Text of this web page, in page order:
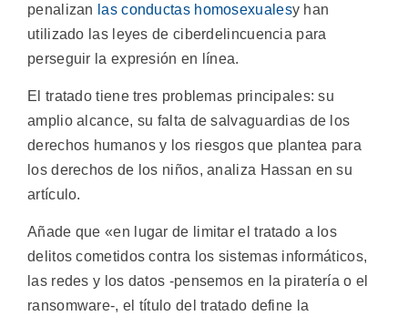
penalizan las conductas homosexualesy han
utilizado las leyes de ciberdelincuencia para
perseguir la expresión en línea.
El tratado tiene tres problemas principales: su
amplio alcance, su falta de salvaguardias de los
derechos humanos y los riesgos que plantea para
los derechos de los niños, analiza Hassan en su
artículo.
Añade que «en lugar de limitar el tratado a los
delitos cometidos contra los sistemas informáticos,
las redes y los datos -pensemos en la piratería o el
ransomware-, el título del tratado define la